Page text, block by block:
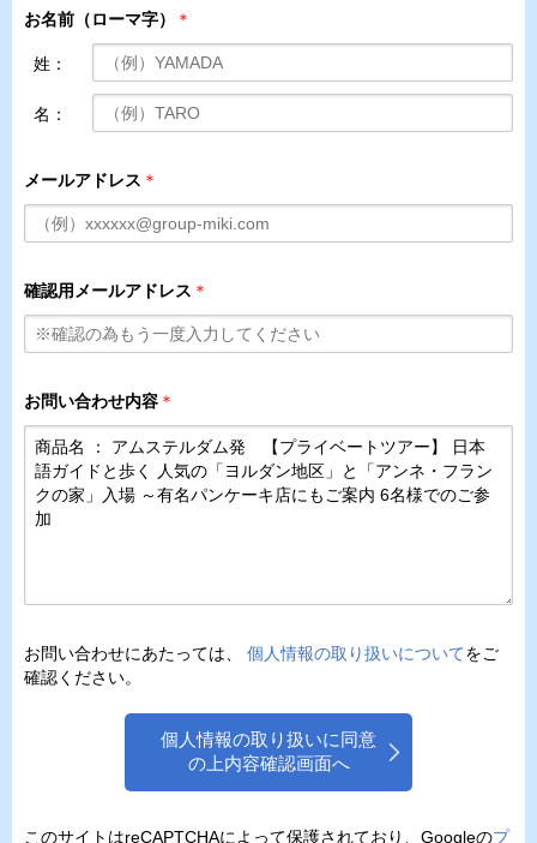
お名前（ローマ字） ＊
姓：
名：
メールアドレス ＊
確認用メールアドレス ＊
お問い合わせ内容 ＊
お問い合わせにあたっては、 個人情報の取り扱いについてをご
確認ください。
個人情報の取り扱いに同意
の上内容確認画面へ
このサイトはreCAPTCHAによって保護されており、Googleのプ